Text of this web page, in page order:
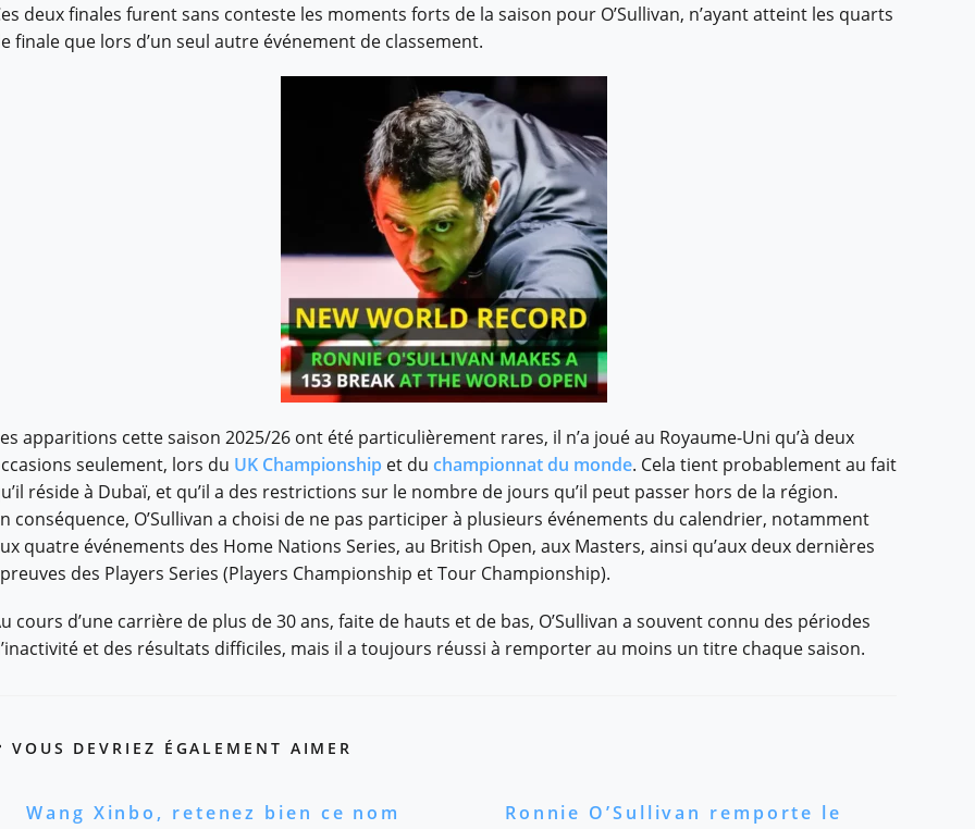
deux finales furent sans conteste les moments forts de la saison pour O’Sullivan, n’ayant atteint les quarts
finale que lors d’un seul autre événement de classement.
apparitions cette saison 2025/26 ont été particulièrement rares, il n’a joué au Royaume-Uni qu’à deux
seulement, lors du UK Championship et du championnat du monde. Cela tient probablement au fait
réside à Dubaï, et qu’il a des restrictions sur le nombre de jours qu’il peut passer hors de la région.
conséquence, O’Sullivan a choisi de ne pas participer à plusieurs événements du calendrier, notamment
quatre événements des Home Nations Series, au British Open, aux Masters, ainsi qu’aux deux dernières
des Players Series (Players Championship et Tour Championship).
cours d’une carrière de plus de 30 ans, faite de hauts et de bas, O’Sullivan a souvent connu des périodes
et des résultats difficiles, mais il a toujours réussi à remporter au moins un titre chaque saison.
VOUS DEVRIEZ ÉGALEMENT AIMER
Wang Xinbo, retenez bien ce nom
Ronnie O’Sullivan remporte le